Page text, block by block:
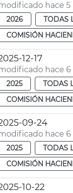
hace 5
2026 TODAS
COMISIÓN
12-17
hace 6
2025 TODAS
COMISIÓN
09-24
hace 6
2025 TODAS
COMISIÓN
10-22